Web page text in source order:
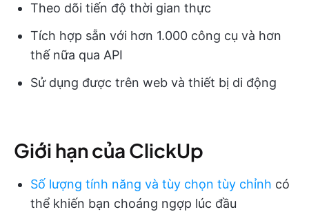
Theo dõi tiến độ thời gian thực
Tích hợp sẵn với hơn 1.000 công cụ và hơn
thế nữa qua API
Sử dụng được trên web và thiết bị di động
Giới hạn của ClickUp
Số lượng tính năng và tùy chọn tùy chỉnh có
thể khiến bạn choáng ngợp lúc đầu